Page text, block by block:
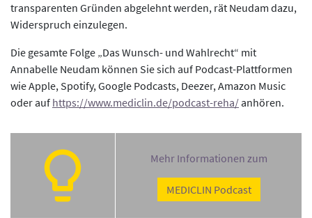
transparenten Gründen abgelehnt werden, rät Neudam dazu,
Widerspruch einzulegen.
Die gesamte Folge „Das Wunsch- und Wahlrecht“ mit
Annabelle Neudam können Sie sich auf Podcast-Plattformen
wie Apple, Spotify, Google Podcasts, Deezer, Amazon Music
oder auf https://www.mediclin.de/podcast-reha/anhören.
Mehr Informationen zum
MEDICLIN Podcast